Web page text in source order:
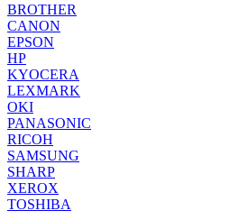
BROTHER
CANON
EPSON
HP
KYOCERA
LEXMARK
OKI
PANASONIC
RICOH
SAMSUNG
SHARP
XEROX
TOSHIBA